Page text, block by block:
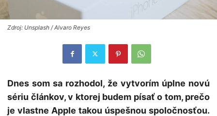
Zdroj: Unsplash / Alvaro Reyes
Dnes som sa rozhodol, že vytvorím úplne novú
sériu článkov, v ktorej budem písať o tom, prečo
je vlastne Apple takou úspešnou spoločnosťou.